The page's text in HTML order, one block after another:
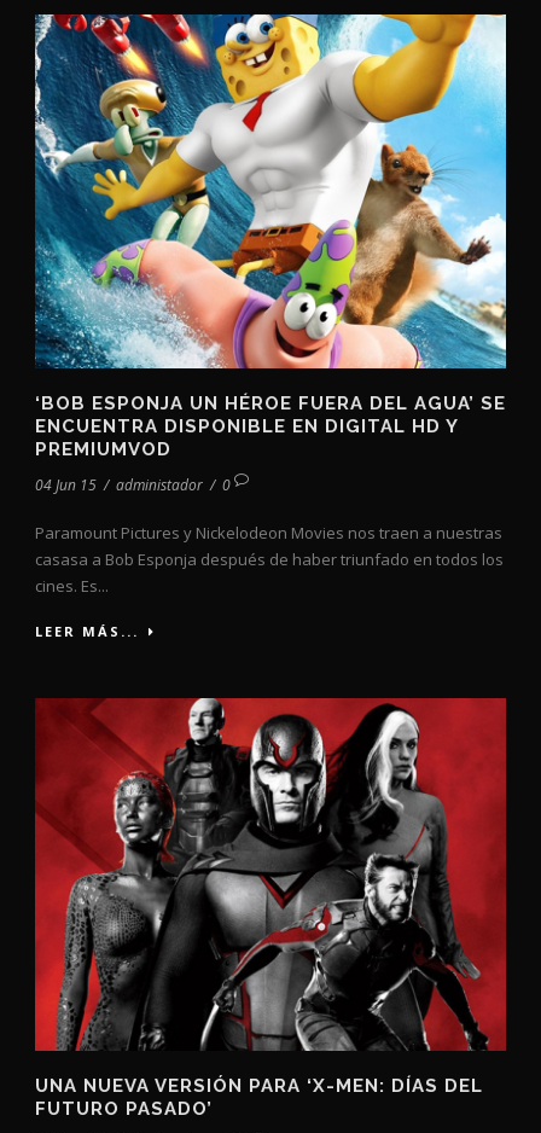
‘BOB ESPONJA UN HÉROE FUERA DEL AGUA’ SE
ENCUENTRA DISPONIBLE EN DIGITAL HD Y
PREMIUMVOD
04 Jun 15 / administador / 0
Paramount Pictures y Nickelodeon Movies nos traen a nuestras
casasa a Bob Esponja después de haber triunfado en todos los
cines. Es...
LEER MÁS...
UNA NUEVA VERSIÓN PARA ‘X-MEN: DÍAS DEL
FUTURO PASADO’